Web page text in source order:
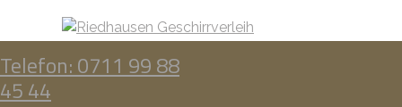
Telefon: 0711 99 88
45 44